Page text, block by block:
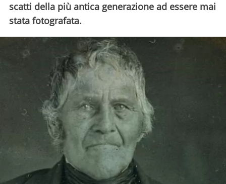
scatti della più antica generazione ad essere mai
stata fotografata.